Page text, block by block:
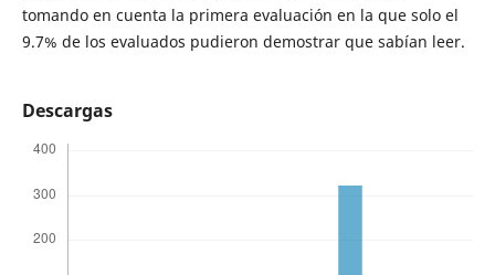
tomando en cuenta la primera evaluación en la que solo el
9.7% de los evaluados pudieron demostrar que sabían leer.
Descargas